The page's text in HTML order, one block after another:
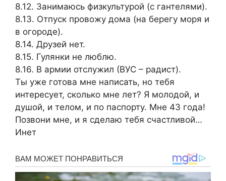
8.12. Занимаюсь физкультурой (с гантелями).
8.13. Отпуск провожу дома (на берегу моря и
в огороде).
8.14. Друзей нет.
8.15. Гулянки не люблю.
8.16. В армии отслужил (ВУС – радист).
Ты уже готова мне написать, но тебя
интересует, сколько мне лет? Я молодой, и
душой, и телом, и по паспорту. Мне 43 года!
Позвони мне, и я сделаю тебя счастливой…
Инет